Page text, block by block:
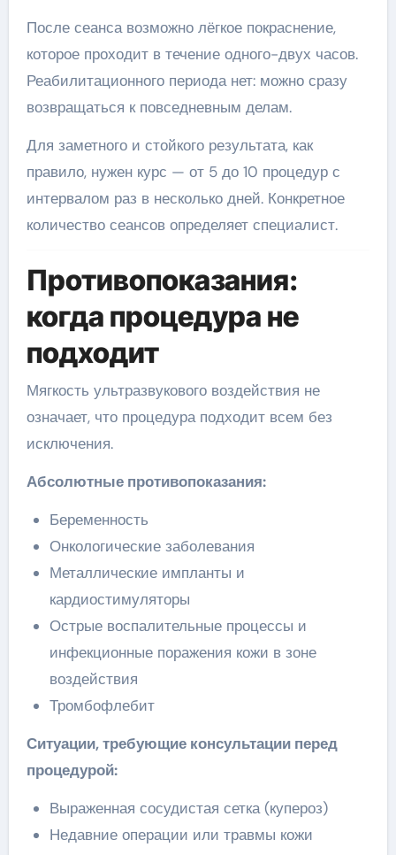
После сеанса возможно лёгкое покраснение,
которое проходит в течение одного-двух часов.
Реабилитационного периода нет: можно сразу
возвращаться к повседневным делам.
Для заметного и стойкого результата, как
правило, нужен курс — от 5 до 10 процедур с
интервалом раз в несколько дней. Конкретное
количество сеансов определяет специалист.
Противопоказания:
когда процедура не
подходит
Мягкость ультразвукового воздействия не
означает, что процедура подходит всем без
исключения.
Абсолютные противопоказания:
Беременность
Онкологические заболевания
Металлические импланты и
кардиостимуляторы
Острые воспалительные процессы и
инфекционные поражения кожи в зоне
воздействия
Тромбофлебит
Ситуации, требующие консультации перед
процедурой:
Выраженная сосудистая сетка (купероз)
Недавние операции или травмы кожи